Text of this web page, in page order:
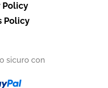
Policy
Policy
sicuro con